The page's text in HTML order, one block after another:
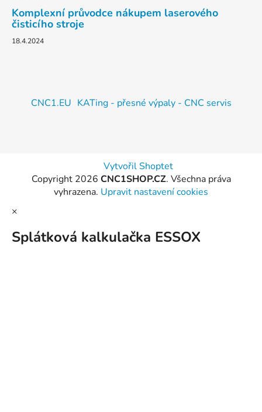
Komplexní průvodce nákupem laserového
čisticího stroje
18.4.2024
CNC1.EU KATing - přesné výpaly - CNC servis
Vytvořil Shoptet
Copyright 2026 CNC1SHOP.CZ. Všechna práva
vyhrazena. Upravit nastavení cookies
×
Splátková kalkulačka ESSOX